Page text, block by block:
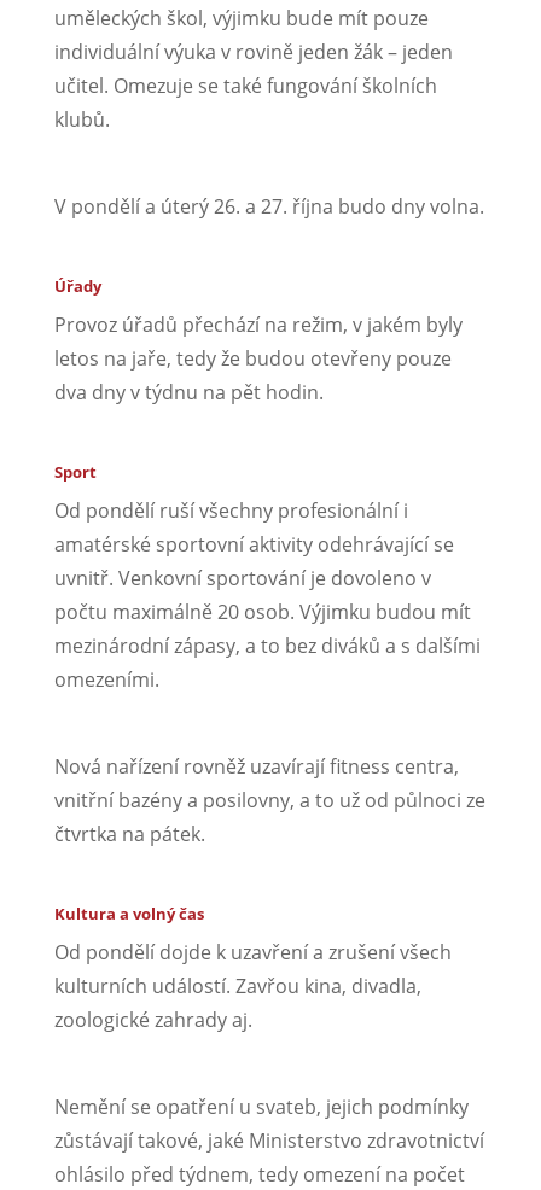
uměleckých škol, výjimku bude mít pouze
individuální výuka v rovině jeden žák – jeden
učitel. Omezuje se také fungování školních
klubů.
V pondělí a úterý 26. a 27. října budo dny volna.
Úřady
Provoz úřadů přechází na režim, v jakém byly
letos na jaře, tedy že budou otevřeny pouze
dva dny v týdnu na pět hodin.
Sport
Od pondělí ruší všechny profesionální i
amatérské sportovní aktivity odehrávající se
uvnitř. Venkovní sportování je dovoleno v
počtu maximálně 20 osob. Výjimku budou mít
mezinárodní zápasy, a to bez diváků a s dalšími
omezeními.
Nová nařízení rovněž uzavírají fitness centra,
vnitřní bazény a posilovny, a to už od půlnoci ze
čtvrtka na pátek.
Kultura a volný čas
Od pondělí dojde k uzavření a zrušení všech
kulturních událostí. Zavřou kina, divadla,
zoologické zahrady aj.
Nemění se opatření u svateb, jejich podmínky
zůstávají takové, jaké Ministerstvo zdravotnictví
ohlásilo před týdnem, tedy omezení na počet